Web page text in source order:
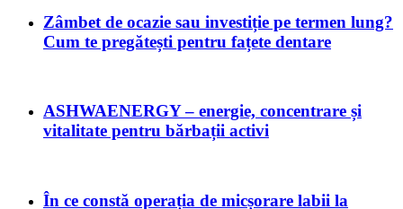
Zâmbet de ocazie sau investiție pe termen lung?
Cum te pregătești pentru fațete dentare
ASHWAENERGY – energie, concentrare și
vitalitate pentru bărbații activi
În ce constă operația de micșorare labii la